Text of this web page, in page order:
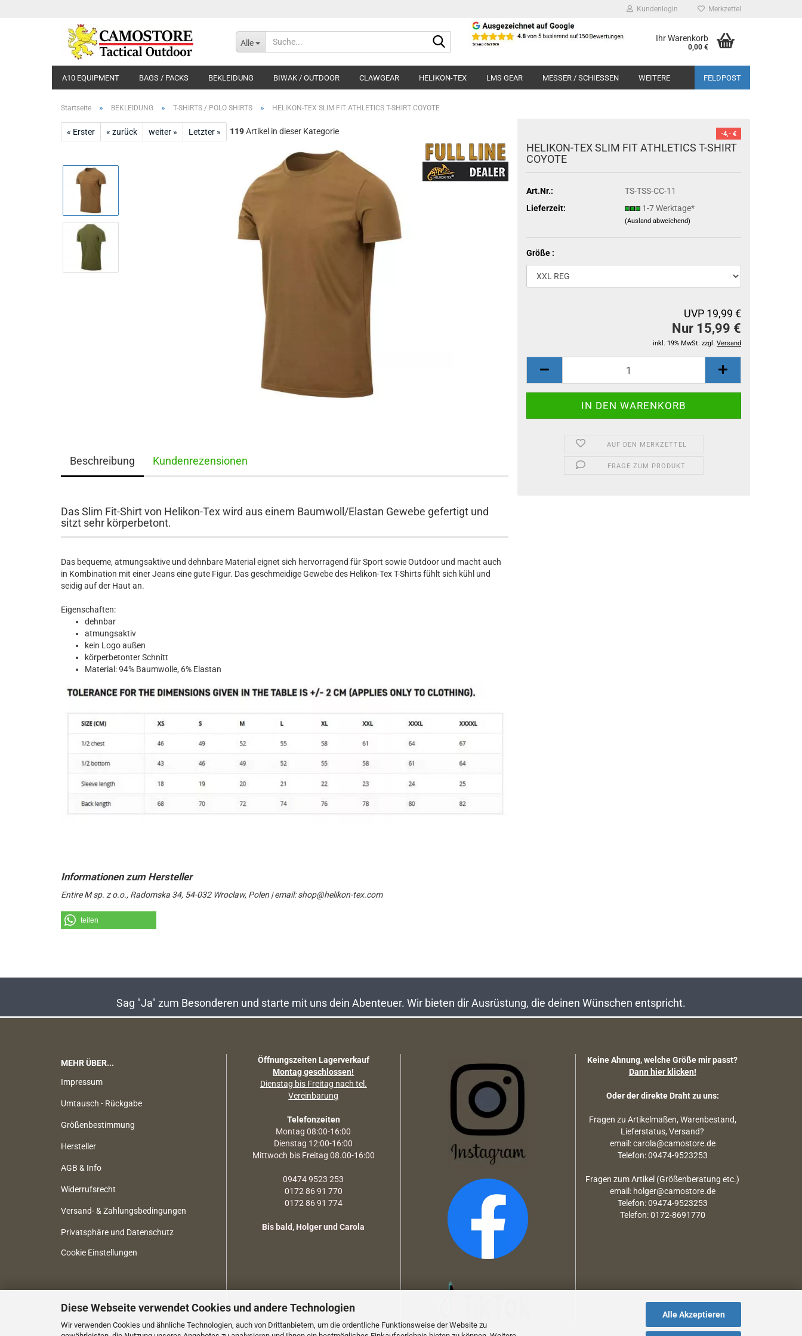
Diese Webseite verwendet Cookies und andere Technologien
Wir verwenden Cookies und ähnliche Technologien, auch von Drittanbietern, um die ordentliche Funktionsweise der Website zu
Alle Akzeptieren
Kundenlogin Merkzettel
Alle
Suche... Ihr Warenkorb
0,00 €
A10 EQUIPMENT BAGS / PACKS BEKLEIDUNG BIWAK / OUTDOOR CLAWGEAR HELIKON-TEX LMS GEAR MESSER / SCHIESSEN FELDPOST
WEITERE
Startseite » BEKLEIDUNG » T-SHIRTS / POLO SHIRTS » HELIKON-TEX SLIM FIT ATHLETICS T-SHIRT COYOTE
« Erster « zurück weiter » Letzter » 119Artikel in dieser Kategorie -4,- €
HELIKON-TEX SLIM FIT ATHLETICS T-SHIRT
COYOTE
Art.Nr.:
TS-TSS-CC-11
Lieferzeit:
1-7 Werktage*
(Ausland abweichend)
Größe :
UVP 19,99 €
Nur 15,99 €
inkl. 19% MwSt. zzgl. Versand
AUF DEN MERKZETTEL
FRAGE ZUM PRODUKT
Beschreibung Kundenrezensionen
Das Slim Fit-Shirt von Helikon-Tex wird aus einem Baumwoll/Elastan Gewebe gefertigt und
sitzt sehr körperbetont.
Das bequeme, atmungsaktive und dehnbare Material eignet sich hervorragend für Sport sowie Outdoor und macht auch
in Kombination mit einer Jeans eine gute Figur. Das geschmeidige Gewebe des Helikon-Tex T-Shirts fühlt sich kühl und
seidig auf der Haut an.
Eigenschaften:
dehnbar
atmungsaktiv
kein Logo außen
körperbetonter Schnitt
Material: 94% Baumwolle, 6% Elastan
Entire M sp. z o.o., Radomska 34, 54-032 Wroclaw, Polen | email: shop@helikon-tex.com
teilen
Sag "Ja" zum Besonderen und starte mit uns dein Abenteuer. Wir bieten dir Ausrüstung, die deinen Wünschen entspricht.
MEHR ÜBER...
Impressum
Umtausch - Rückgabe
Größenbestimmung
Hersteller
AGB & Info
Widerrufsrecht
Versand- & Zahlungsbedingungen
Privatsphäre und Datenschutz
Cookie Einstellungen
Öffnungszeiten Lagerverkauf
Montag geschlossen!
Dienstag bis Freitag nach tel.
Vereinbarung
Telefonzeiten
Montag 08:00-16:00
Dienstag 12:00-16:00
Mittwoch bis Freitag 08.00-16:00
09474 9523 253
0172 86 91 770
0172 86 91 774
Bis bald, Holger und Carola
Keine Ahnung, welche Größe mir passt?
Dann hier klicken!
Oder der direkte Draht zu uns:
Fragen zu Artikelmaßen, Warenbestand,
Lieferstatus, Versand?
email: carola@camostore.de
Telefon: 09474-9523253
Fragen zum Artikel (Größenberatung etc.)
email: holger@camostore.de
Telefon: 09474-9523253
Telefon: 0172-8691770